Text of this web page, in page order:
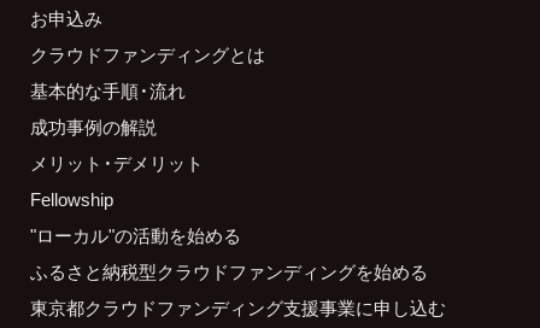
お申込み
クラウドファンディングとは
基本的な手順・流れ
成功事例の解説
メリット・デメリット
Fellowship
"ローカル"の活動を始める
ふるさと納税型クラウドファンディングを始める
東京都クラウドファンディング支援事業に申し込む